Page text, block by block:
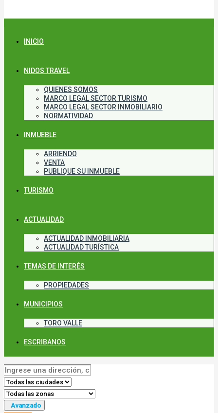
INICIO
NIDOS TRAVEL
QUIENES SOMOS
MARCO LEGAL SECTOR TURISMO
MARCO LEGAL SECTOR INMOBILIARIO
NORMATIVIDAD
INMUEBLE
ARRIENDO
VENTA
PUBLIQUE SU INMUEBLE
TURISMO
ACTUALIDAD
ACTUALIDAD INMOBILIARIA
ACTUALIDAD TURÍSTICA
TEMAS DE INTERÉS
PROPIEDADES
MUNICIPIOS
TORO VALLE
ESCRIBANOS
Avanzado